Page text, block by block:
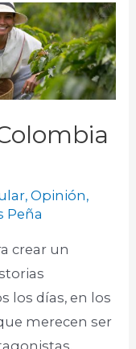
,Opinión,
Peña
crear un
los días, en los
merecen ser